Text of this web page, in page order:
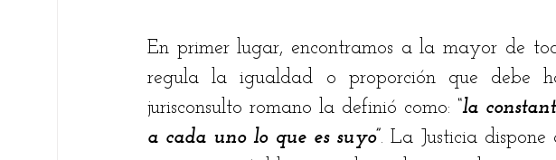
En primer lugar, encontramos a la mayor de
regula la igualdad o proporción que debe
jurisconsulto romano la definió como: “la
a cada uno lo que es suyo”. La Justicia dispone